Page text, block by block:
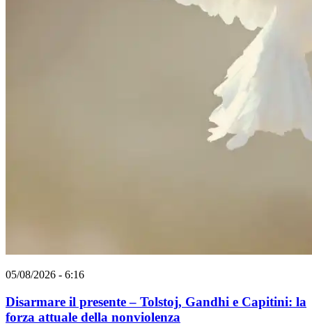
05/08/2026 - 6:16
Disarmare il presente – Tolstoj, Gandhi e Capitini: la
forza attuale della nonviolenza